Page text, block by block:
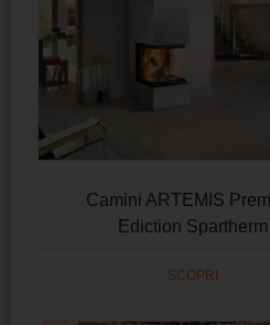
Camini ARTEMIS
Ediction Spartherm
SCOPRI